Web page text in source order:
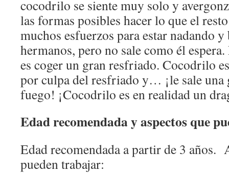
cocodrilo se siente muy solo y
las formas posibles hacer lo que el
muchos esfuerzos para estar nadando
hermanos, pero no sale como él
es coger un gran resfriado. Cocodrilo
por culpa del resfriado y… ¡le sale una
fuego! ¡Cocodrilo es en realidad un
Edad recomendada y aspectos que
Edad recomendada a partir de 3 años.
pueden trabajar: